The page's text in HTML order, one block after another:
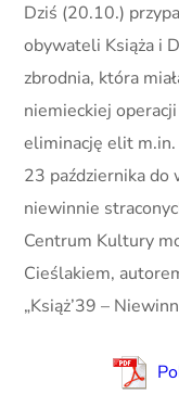
Dziś (20.10.)
obywateli Książa i
zbrodnia, która
niemieckiej
eliminację elit
23 października do
niewinnie
Centrum Kultury
Cieślakiem,
„Książ’39 –